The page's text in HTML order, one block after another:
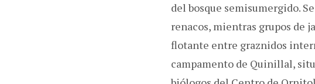
del bosque semisumergido.
renacos, mientras grupos de
flotante entre graznidos
campamento de Quinillal,